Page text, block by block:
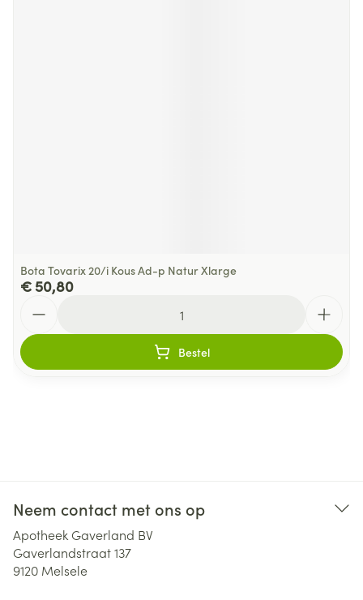
Bota Tovarix 20/i Kous Ad-p Natur Xlarge
€ 50,80
Bestel
Neem contact met ons op
Apotheek Gaverland BV
Gaverlandstraat 137
9120 Melsele